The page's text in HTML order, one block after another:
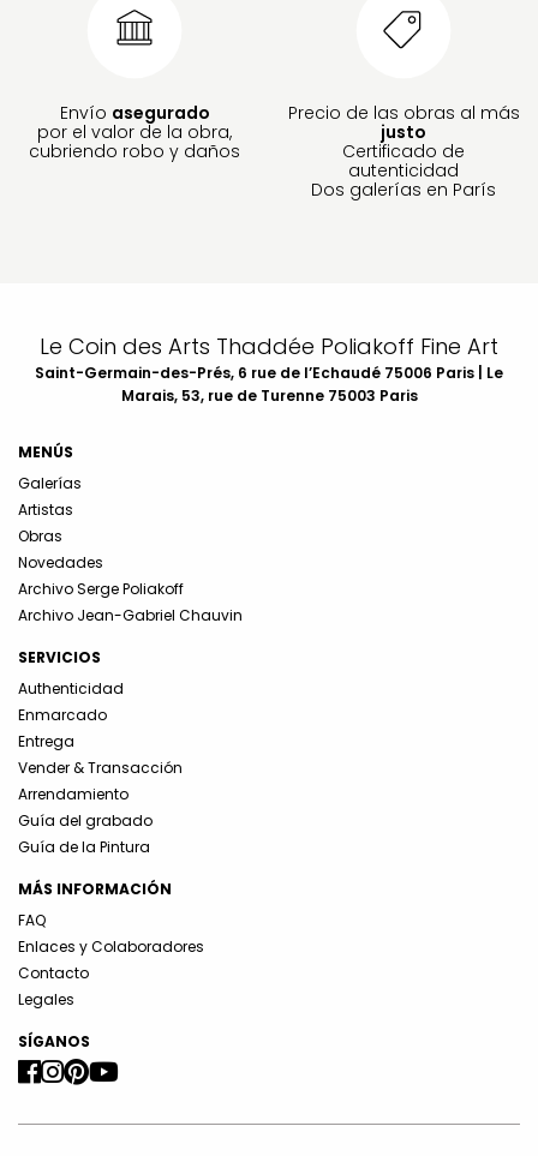
Envío asegurado
por el valor de la obra,
cubriendo robo y daños
Precio de las obras al más
justo
Certificado de
autenticidad
Dos galerías en París
Le Coin des Arts Thaddée Poliakoff Fine Art
Saint-Germain-des-Prés, 6 rue de l’Echaudé 75006 Paris | Le
Marais, 53, rue de Turenne 75003 Paris
MENÚS
Galerías
Artistas
Obras
Novedades
Archivo Serge Poliakoff
Archivo Jean-Gabriel Chauvin
SERVICIOS
Authenticidad
Enmarcado
Entrega
Vender & Transacción
Arrendamiento
Guía del grabado
Guía de la Pintura
MÁS INFORMACIÓN
FAQ
Enlaces y Colaboradores
Contacto
Legales
SÍGANOS